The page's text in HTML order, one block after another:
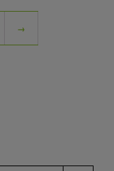
→